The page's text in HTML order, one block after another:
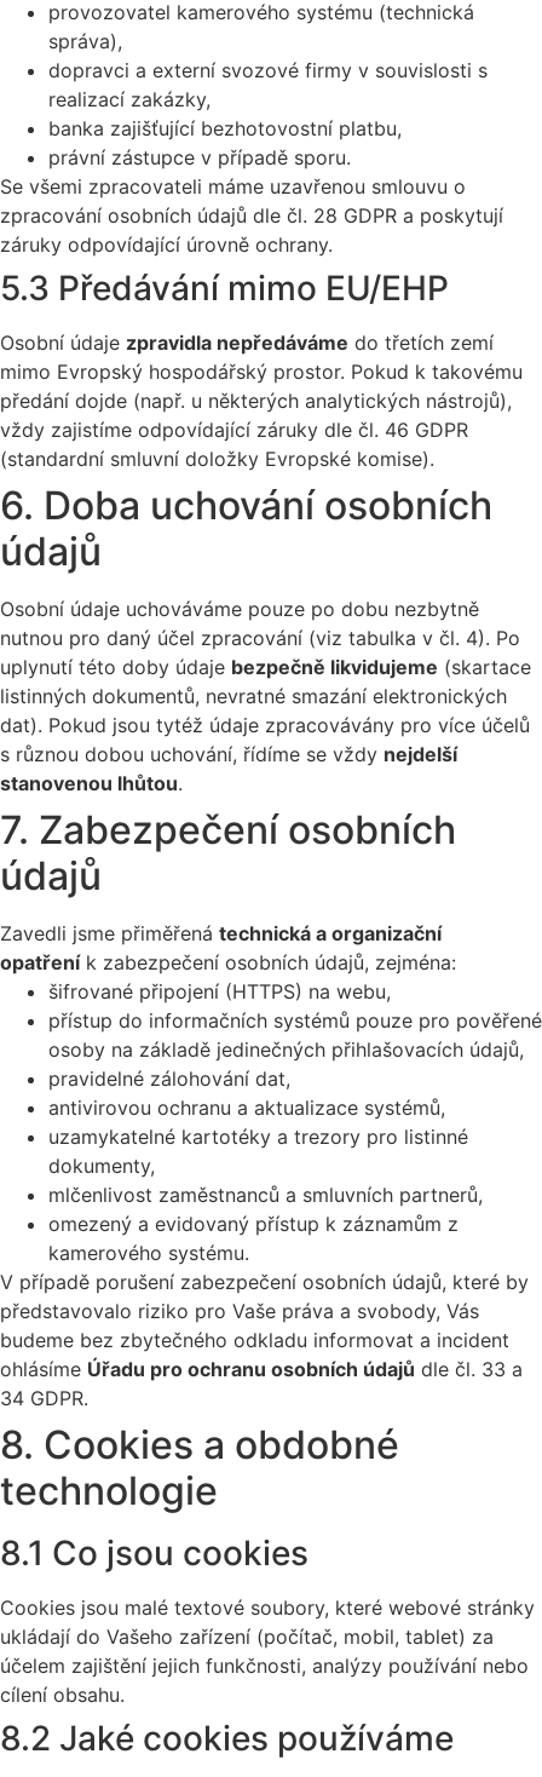
provozovatel kamerového systému (technická
správa),
dopravci a externí svozové firmy v souvislosti s
realizací zakázky,
banka zajišťující bezhotovostní platbu,
právní zástupce v případě sporu.
Se všemi zpracovateli máme uzavřenou smlouvu o
zpracování osobních údajů dle čl. 28 GDPR a poskytují
záruky odpovídající úrovně ochrany.
5.3 Předávání mimo EU/EHP
Osobní údaje zpravidla nepředáváme do třetích zemí
mimo Evropský hospodářský prostor. Pokud k takovému
předání dojde (např. u některých analytických nástrojů),
vždy zajistíme odpovídající záruky dle čl. 46 GDPR
(standardní smluvní doložky Evropské komise).
6. Doba uchování osobních
údajů
Osobní údaje uchováváme pouze po dobu nezbytně
nutnou pro daný účel zpracování (viz tabulka v čl. 4). Po
uplynutí této doby údaje bezpečně likvidujeme (skartace
listinných dokumentů, nevratné smazání elektronických
dat). Pokud jsou tytéž údaje zpracovávány pro více účelů
s různou dobou uchování, řídíme se vždy nejdelší
stanovenou lhůtou.
7. Zabezpečení osobních
údajů
Zavedli jsme přiměřená technická a organizační
opatřeník zabezpečení osobních údajů, zejména:
šifrované připojení (HTTPS) na webu,
přístup do informačních systémů pouze pro pověřené
osoby na základě jedinečných přihlašovacích údajů,
pravidelné zálohování dat,
antivirovou ochranu a aktualizace systémů,
uzamykatelné kartotéky a trezory pro listinné
dokumenty,
mlčenlivost zaměstnanců a smluvních partnerů,
omezený a evidovaný přístup k záznamům z
kamerového systému.
V případě porušení zabezpečení osobních údajů, které by
představovalo riziko pro Vaše práva a svobody, Vás
budeme bez zbytečného odkladu informovat a incident
ohlásíme Úřadu pro ochranu osobních údajů dle čl. 33 a
34 GDPR.
8. Cookies a obdobné
technologie
8.1 Co jsou cookies
Cookies jsou malé textové soubory, které webové stránky
ukládají do Vašeho zařízení (počítač, mobil, tablet) za
účelem zajištění jejich funkčnosti, analýzy používání nebo
cílení obsahu.
8.2 Jaké cookies používáme